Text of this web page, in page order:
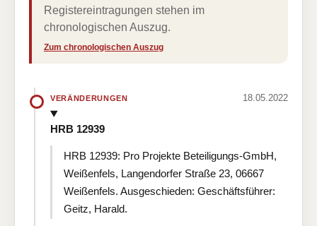
Registereintragungen stehen im
chronologischen Auszug.
Zum chronologischen Auszug
VERÄNDERUNGEN 18.05.2022
HRB 12939
HRB 12939: Pro Projekte Beteiligungs-GmbH,
Weißenfels, Langendorfer Straße 23, 06667
Weißenfels. Ausgeschieden: Geschäftsführer:
Geitz, Harald.